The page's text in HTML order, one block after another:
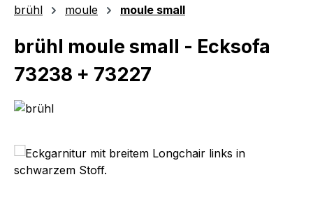
brühl moule moule small
brühl moule small - Ecksofa
73238 + 73227
Bildergalerie überspringen